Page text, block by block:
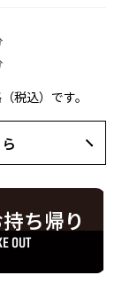
税込）です。
ち帰り
OUT